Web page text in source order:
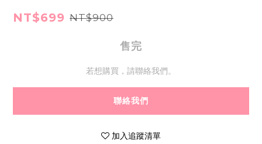
NT$699 NT$900
售完
若想購買，請聯絡我們。
聯絡我們
加入追蹤清單